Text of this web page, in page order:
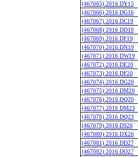
(467065) 2016 DY15
(467066) 2016 DG16
(467067) 2016 DC19
(467068) 2016 DD19
(467069) 2016 DF19
(467070) 2016 DN19
(467071) 2016 DW19
(467072) 2016 DE20
(467073) 2016 DF20
(467074) 2016 DG20
(467075) 2016 DM20
(467076) 2016 DQ20
(467077) 2016 DM23
(467078) 2016 DQ23
(467079) 2016 DS26
(467080) 2016 DX26
(467081) 2016 DD27
(467082) 2016 DO27